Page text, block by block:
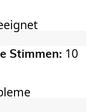
Stimmen: 10